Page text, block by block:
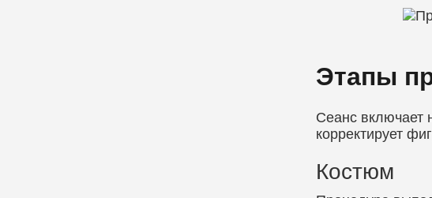
Этапы
Сеанс включает
корректирует
Костюм